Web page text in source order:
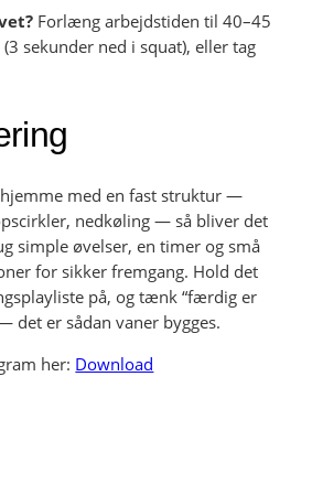
Forlæng arbejdstiden til 40–45
sekunder ned i squat), eller tag
med en fast struktur —
nedkøling — så bliver det
simple øvelser, en timer og små
for sikker fremgang. Hold det
på, og tænk “færdig er
det er sådan vaner bygges.
her: Download